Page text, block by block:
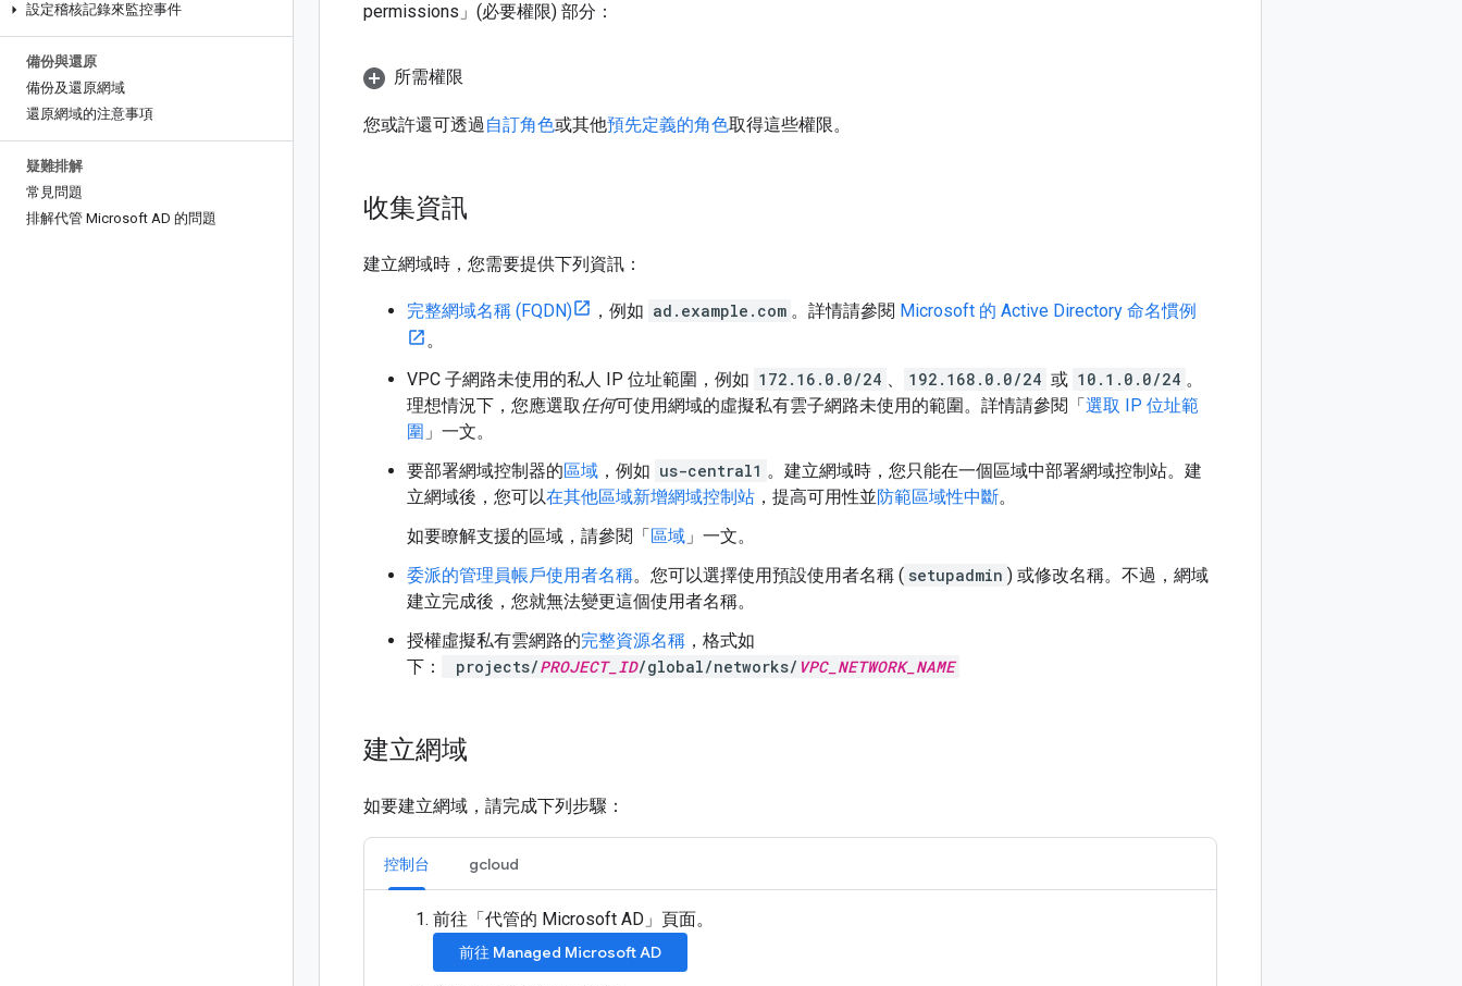
設定稽核記錄來監控事件
備份與還原
備份及還原網域
還原網域的注意事項
疑難排解
常見問題
排解代管 Microsoft AD 的問題
permissions」(必要權限) 部分：
所需權限
您或許還可透過 自訂角色或其他預先定義的角色取得這些權限。
收集資訊
建立網域時，您需要提供下列資訊：
完整網域名稱 (FQDN) ，例如 ad.example.com 。詳情請參閱 Microsoft 的 Active Directory 命名慣例
。
VPC 子網路未使用的私人 IP 位址範圍，例如 172.16.0.0/24 、 192.168.0.0/24 或 10.1.0.0/24 。
理想情況下，您應選取任何可使用網域的虛擬私有雲子網路未使用的範圍。詳情請參閱「選取 IP 位址範
圍 」一文。
要部署網域控制器的區域 ，例如 us-central1 。建立網域時，您只能在一個區域中部署網域控制站。建
立網域後，您可以在其他區域新增網域控制站 ，提高可用性並防範區域性中斷。
如要瞭解支援的區域，請參閱「區域 」一文。
委派的管理員帳戶使用者名稱。您可以選擇使用預設使用者名稱 ( setupadmin ) 或修改名稱。不過，網域
建立完成後，您就無法變更這個使用者名稱。
授權虛擬私有雲網路的完整資源名稱 ，格式如
下：
projects/PROJECT_ID/global/networks/ VPC_NETWORK_NAME
建立網域
如要建立網域，請完成下列步驟：
控制台 gcloud
前往「代管的 Microsoft AD」 頁面。
前往 Managed Microsoft AD